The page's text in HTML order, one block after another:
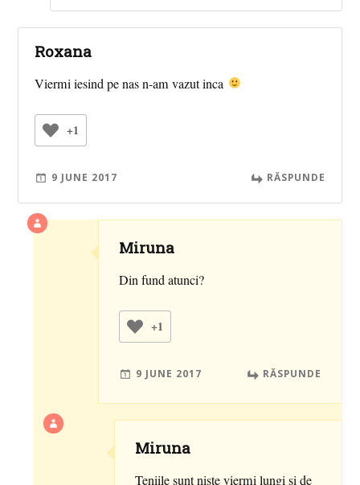
Roxana
Viermi iesind pe nas n-am vazut inca
+1
9 JUNE 2017 RĂSPUNDE
Miruna
Din fund atunci?
+1
9 JUNE 2017 RĂSPUNDE
Miruna
Teniile sunt niste viermi lungi si de